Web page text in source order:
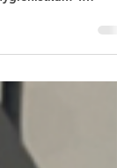
dentální
se stále vzdělávat.
teoretický
– část programu
studenty, část zvlášť